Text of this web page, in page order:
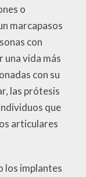
o
marcapasos
con
vida más
con su
las prótesis
que
articulares
los implantes